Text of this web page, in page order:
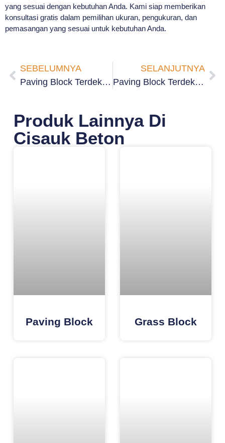
yang sesuai dengan kebutuhan Anda. Kami siap memberikan
konsultasi gratis dalam pemilihan ukuran, pengukuran, dan
pemasangan yang sesuai untuk kebutuhan Anda.
SEBELUMNYA
Paving Block Terdekat Cikokol Tangerang
SELANJUTNYA
Paving Block Terdekat Suka Asih Tangerang
Produk Lainnya Di
Cisauk Beton
Paving Block Grass Block